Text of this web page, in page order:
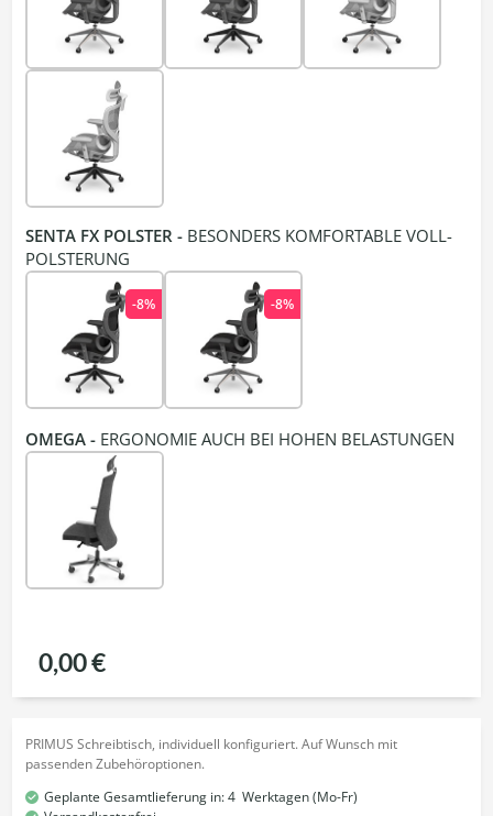
SENTA FX POLSTER - BESONDERS KOMFORTABLE VOLL-
POLSTERUNG
-8% -8%
OMEGA - ERGONOMIE AUCH BEI HOHEN BELASTUNGEN
0,00 €
PRIMUS Schreibtisch, individuell konfiguriert. Auf Wunsch mit
passenden Zubehöroptionen.
Geplante Gesamtlieferung in:4 Werktagen (Mo-Fr)